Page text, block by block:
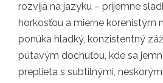
rozvíja na jazyku – príjemne
horkosťou a mierne korenistým
ponúka hladký, konzistentný
pútavým dochuťou, kde sa
preplieta s subtilnými,